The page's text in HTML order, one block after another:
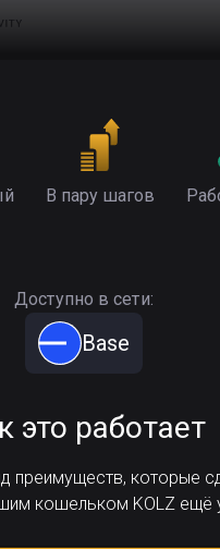
В пару шагов
Доступно в сети:
Base
это работает
преимуществ, которые
кошельком KOLZ ещё